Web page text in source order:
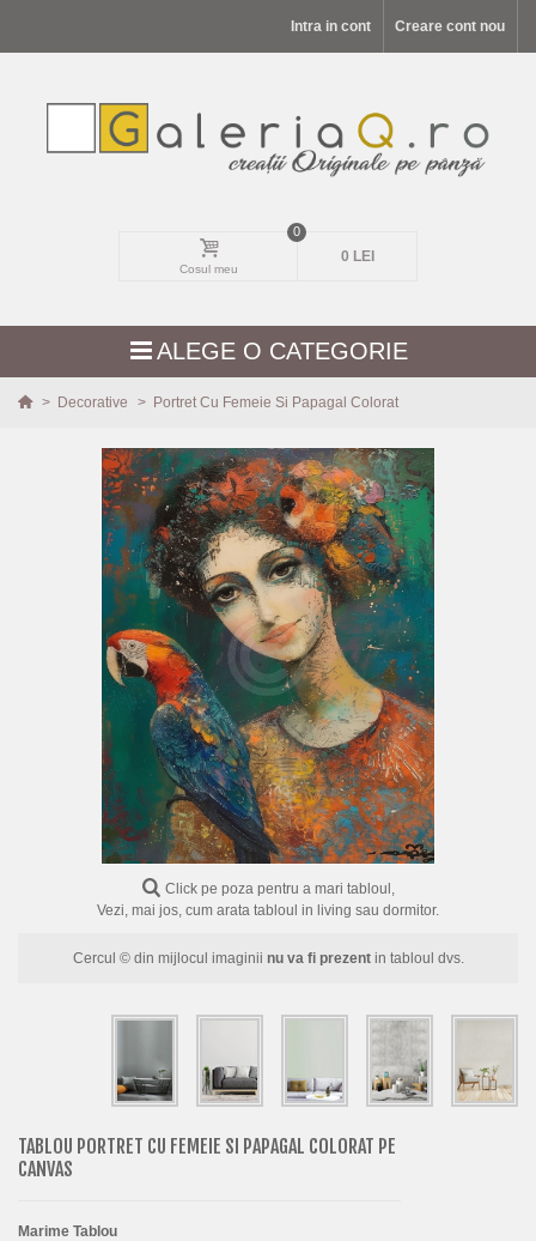
Intra in cont Creare cont nou
Cosul meu
0
0 LEI
ALEGE O CATEGORIE
> Decorative > Portret Cu Femeie Si Papagal Colorat
Click pe poza pentru a mari tabloul,
Vezi, mai jos, cum arata tabloul in living sau dormitor.
Cercul © din mijlocul imaginii nu va fi prezentin tabloul dvs.
TABLOU PORTRET CU FEMEIE SI PAPAGAL COLORAT PE
CANVAS
Marime Tablou